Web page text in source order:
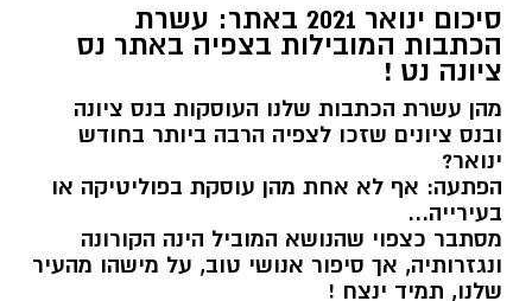
סיכום ינואר 2021 באתר: עשרת
הכתבות המובילות בצפיה באתר נס
ציונה נט !
מהן עשרת הכתבות שלנו העוסקות בנס ציונה
ובנס ציונים שזכו לצפיה הרבה ביותר בחודש
ינואר?
הפתעה: אף לא אחת מהן עוסקת בפוליטיקה או
בעירייה...
מסתבר כצפוי שהנושא המוביל הינה הקורונה
ונגזרותיה, אך סיפור אנושי טוב, על מישהו מהעיר
שלנו, תמיד ינצח !